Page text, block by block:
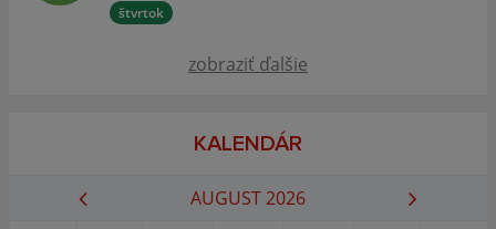
štvrtok
zobraziť ďalšie
KALENDÁR
AUGUST 2026